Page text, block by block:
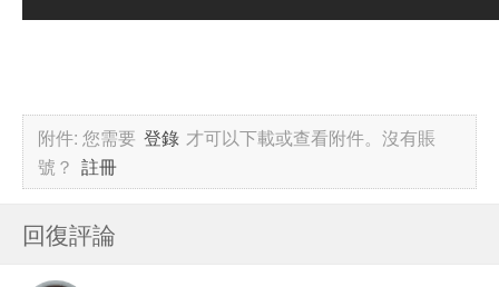
附件:您需要 登錄 才可以下載或查看附件。沒有賬
號？ 註冊
回復評論